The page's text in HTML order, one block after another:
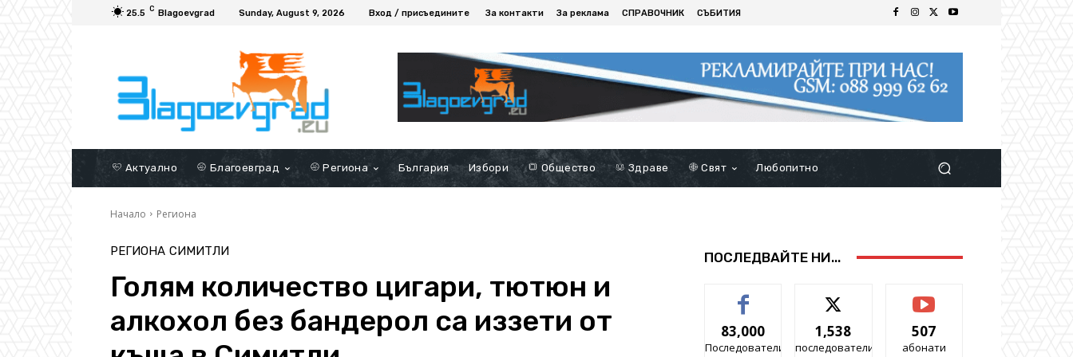
25.5 C Blagoevgrad Sunday, August 9, 2026 Вход / присъедините За контакти За реклама СПРАВОЧНИК СЪБИТИЯ
Актуално Благоевград Региона България Избори Общество Здраве Свят Любопитно
Начало Региона
РЕГИОНА СИМИТЛИ
Голям количество цигари, тютюн и
алкохол без бандерол са иззети от
ПОСЛЕДВАЙТЕ НИ...
83,000
Последователи
1,538
последователи
507
абонати